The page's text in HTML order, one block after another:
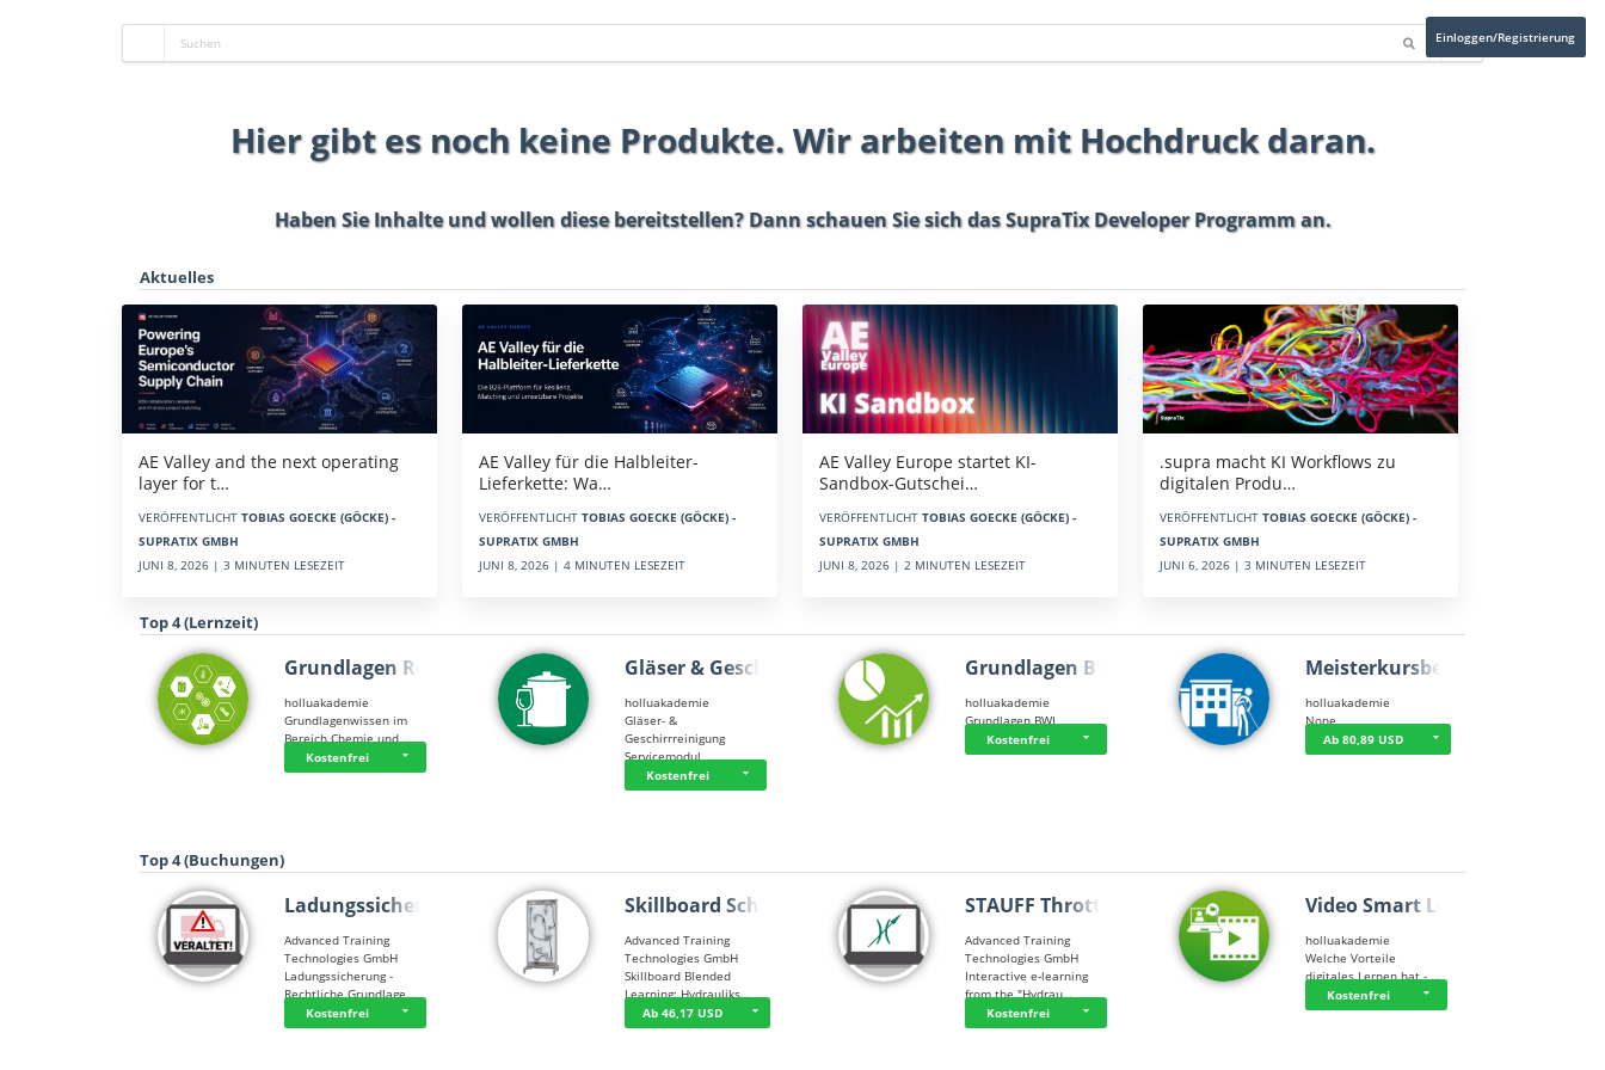
Einloggen/Registrierung
Hier gibt es noch keine Produkte. Wir arbeiten mit Hochdruck daran.
Haben Sie Inhalte und wollen diese bereitstellen? Dann schauen Sie sich dasSupraTix Developer Programman.
Aktuelles
AE Valley and the next operating
layer for t…
VERÖFFENTLICHT TOBIAS GOECKE (GÖCKE) -
SUPRATIX GMBH
JUNI 8, 2026 | 3 MINUTEN LESEZEIT
AE Valley für die Halbleiter-
Lieferkette: Wa…
VERÖFFENTLICHT TOBIAS GOECKE (GÖCKE) -
SUPRATIX GMBH
JUNI 8, 2026 | 4 MINUTEN LESEZEIT
AE Valley Europe startet KI-
Sandbox-Gutschei…
VERÖFFENTLICHT TOBIAS GOECKE (GÖCKE) -
SUPRATIX GMBH
JUNI 8, 2026 | 2 MINUTEN LESEZEIT
.supra macht KI Workflows zu
digitalen Produ…
VERÖFFENTLICHT TOBIAS GOECKE (GÖCKE) -
SUPRATIX GMBH
JUNI 6, 2026 | 3 MINUTEN LESEZEIT
Top 4 (Lernzeit)
Grundlagen Rein…
holluakademie
Grundlagenwissen im
Bereich Chemie und …
Kostenfrei
Gläser & Geschi…
holluakademie
Gläser- &
Geschirrreinigung
Servicemodul
Kostenfrei
Grundlagen BWL
holluakademie
Grundlagen BWL
Kostenfrei
Meisterkursbegl…
holluakademie
None
Ab 80,89 USD
Top 4 (Buchungen)
Ladungssicherung
Advanced Training
Technologies GmbH
Ladungssicherung -
Rechtliche Grundlage…
Kostenfrei
Skillboard Schl…
Advanced Training
Technologies GmbH
Skillboard Blended
Learning: Hydrauliks…
Ab 46,17 USD
STAUFF Throttle…
Advanced Training
Technologies GmbH
Interactive e-learning
from the "Hydrau…
Kostenfrei
Video Smart Lea…
holluakademie
Welche Vorteile
digitales Lernen hat - …
Kostenfrei